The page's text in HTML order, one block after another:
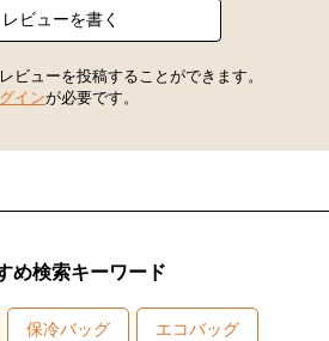
レビューを書く
ビューを投稿することができます。
インが必要です。
め検索キーワード
保冷バッグ エコバッグ